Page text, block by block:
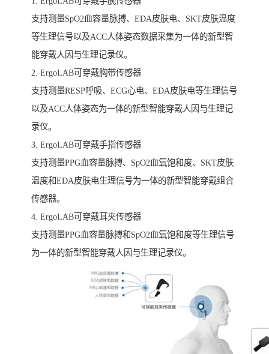
支持测量SpO2血容量脉搏、EDA皮肤电、SKT皮肤温度
等生理信号以及ACC人体姿态数据采集为一体的新型智
能穿戴人因与生理记录仪。
2. ErgoLAB可穿戴胸带传感器
支持测量RESP呼吸、ECG心电、EDA皮肤电等生理信号
以及ACC人体姿态为一体的新型智能穿戴人因与生理记
录仪。
3. ErgoLAB可穿戴手指传感器
支持测量PPG血容量脉搏、SpO2血氧饱和度、SKT皮肤
温度和EDA皮肤电生理信号为一体的新型智能穿戴组合
传感器。
4. ErgoLAB可穿戴耳夹传感器
支持测量PPG血容量脉搏和SpO2血氧饱和度等生理信号
为一体的新型智能穿戴人因与生理记录仪。